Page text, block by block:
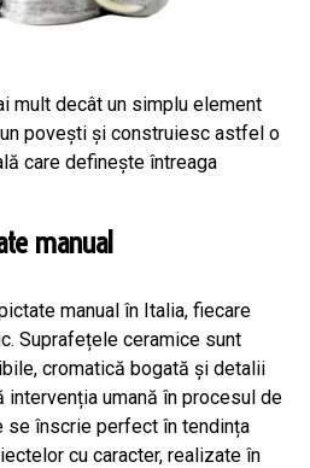
mult decât un simplu element
povești și construiesc astfel o
care definește întreaga
manual
manual în Italia, fiecare
Suprafețele ceramice sunt
cromatică bogată și detalii
umană în procesul de
se înscrie perfect în tendința
cu caracter, realizate în